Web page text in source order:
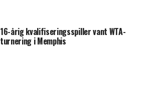
16-årig kvalifiseringsspiller vant WTA-
turnering i Memphis